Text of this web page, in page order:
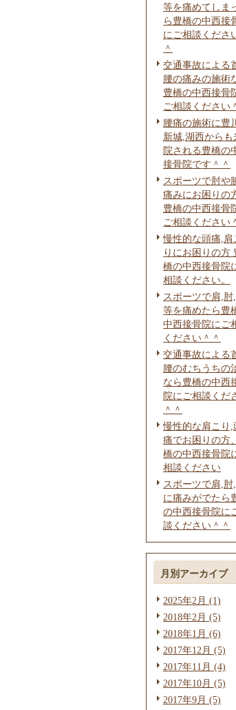
等を痛めてしま
ら豊橋の中西接
にご相談くださ
＾
交通事故による
腰の痛みの施術
豊橋の中西接骨
ご相談ください
腰痛の施術に豊
新城,湖西からも
院される豊橋の
接骨院です＾＾
スポーツで肘や
痛みにお困りの
豊橋の中西接骨
ご相談ください
慢性的な頭痛,肩
りにお困りの方
橋の中西接骨院
相談ください。
スポーツで肩,肘
等を痛めたら豊
中西接骨院にご
ください＾＾
交通事故による
腰のむちうちの
なら豊橋の中西
院にご相談くだ
＾＾
慢性的な肩こり,
痛でお困りの方
橋の中西接骨院
相談ください
スポーツで肩,肘
に痛みがでたら
の中西接骨院に
談ください＾＾
月別アーカイブ
2025年2月 (1)
2018年2月 (5)
2018年1月 (6)
2017年12月 (5)
2017年11月 (4)
2017年10月 (5)
2017年9月 (5)